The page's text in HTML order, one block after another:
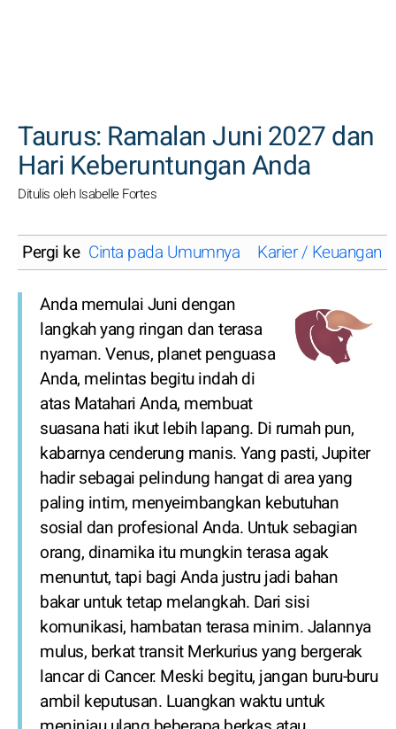
Taurus: Ramalan Juni 2027 dan
Hari Keberuntungan Anda
Ditulis oleh Isabelle Fortes
Pergi ke Cinta pada Umumnya Karier / Keuangan
Anda memulai Juni dengan
langkah yang ringan dan terasa
nyaman. Venus, planet penguasa
Anda, melintas begitu indah di
atas Matahari Anda, membuat
suasana hati ikut lebih lapang. Di rumah pun,
kabarnya cenderung manis. Yang pasti, Jupiter
hadir sebagai pelindung hangat di area yang
paling intim, menyeimbangkan kebutuhan
sosial dan profesional Anda. Untuk sebagian
orang, dinamika itu mungkin terasa agak
menuntut, tapi bagi Anda justru jadi bahan
bakar untuk tetap melangkah. Dari sisi
komunikasi, hambatan terasa minim. Jalannya
mulus, berkat transit Merkurius yang bergerak
lancar di Cancer. Meski begitu, jangan buru-buru
ambil keputusan. Luangkan waktu untuk